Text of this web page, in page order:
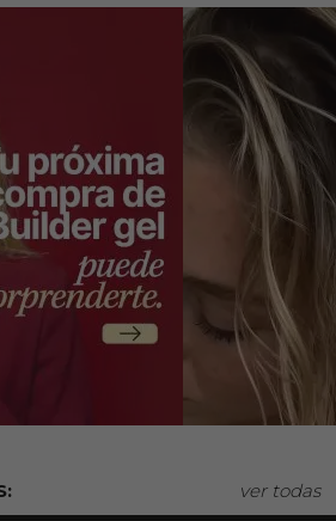
ver todas